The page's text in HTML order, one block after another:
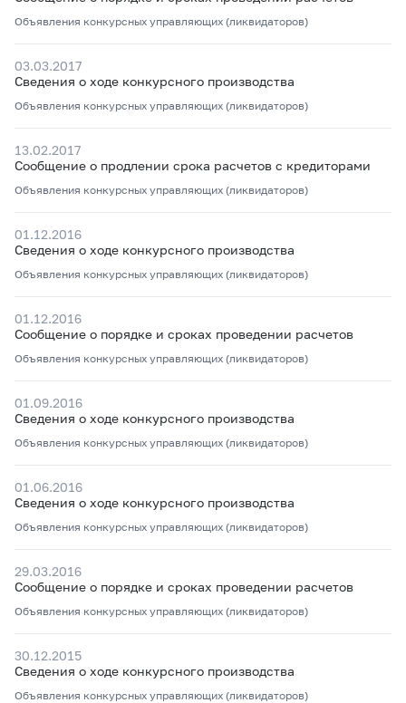
Объявления конкурсных управляющих (ликвидаторов)
03.03.2017
Сведения о ходе конкурсного производства
Объявления конкурсных управляющих (ликвидаторов)
13.02.2017
Сообщение о продлении срока расчетов с кредиторами
Объявления конкурсных управляющих (ликвидаторов)
01.12.2016
Сведения о ходе конкурсного производства
Объявления конкурсных управляющих (ликвидаторов)
01.12.2016
Сообщение о порядке и сроках проведении расчетов
Объявления конкурсных управляющих (ликвидаторов)
01.09.2016
Сведения о ходе конкурсного производства
Объявления конкурсных управляющих (ликвидаторов)
01.06.2016
Сведения о ходе конкурсного производства
Объявления конкурсных управляющих (ликвидаторов)
29.03.2016
Сообщение о порядке и сроках проведении расчетов
Объявления конкурсных управляющих (ликвидаторов)
30.12.2015
Сведения о ходе конкурсного производства
Объявления конкурсных управляющих (ликвидаторов)